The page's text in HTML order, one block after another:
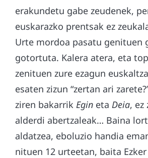
erakundetu gabe zeudenek,
euskarazko prentsak ez
Urte mordoa pasatu genituen
gotortuta. Kalera atera, eta
zenituen zure ezagun
esaten zizun “zertan ari
ziren bakarrik Egin eta Deia, ez
alderdi abertzaleak… Baina
aldatzea, eboluzio handia
nituen 12 urteetan, baita